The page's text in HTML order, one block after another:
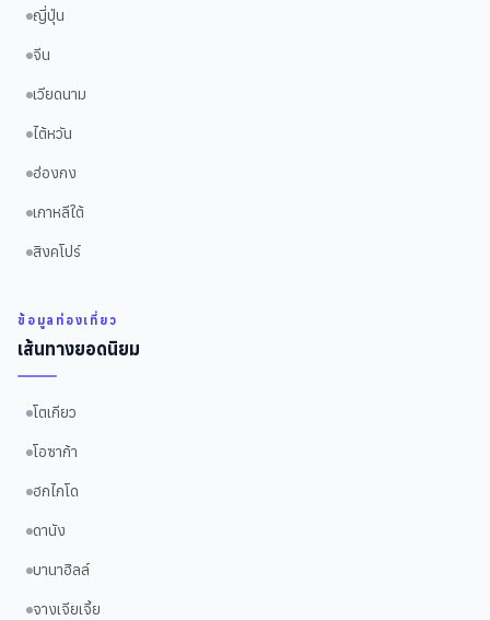
ญี่ปุ่น
จีน
เวียดนาม
ไต้หวัน
ฮ่องกง
เกาหลีใต้
สิงคโปร์
ข้อมูลท่องเที่ยว
เส้นทางยอดนิยม
โตเกียว
โอซาก้า
ฮกไกโด
ดานัง
บานาฮิลล์
จางเจียเจี้ย